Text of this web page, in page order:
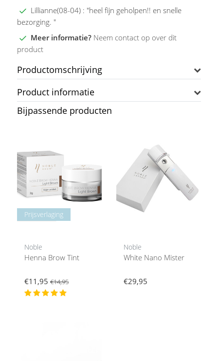
Lillianne(08-04) : "heel fijn geholpen!! en snelle
bezorging. "
Meer informatie? Neem contact op over dit
product
Productomschrijving
Product informatie
Bijpassende producten
Prijsverlaging
Noble
Henna Brow Tint
€11,95 €14,95
Noble
White Nano Mister
€29,95